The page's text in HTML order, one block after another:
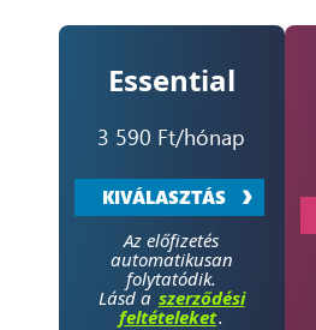
Essential
3 590 Ft/hónap
KIVÁLASZTÁS
Az előfizetés
automatikusan
folytatódik.
Lásd a szerződési
feltételeket.